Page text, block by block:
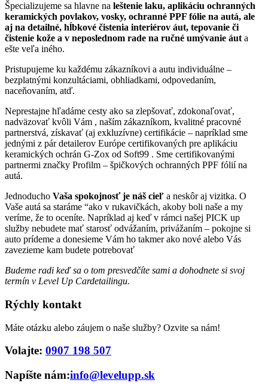
Špecializujeme sa hlavne na leštenie laku, aplikáciu ochranných
keramických povlakov, vosky, ochranné PPF fólie na autá, ale
aj na detailné, hĺbkové čistenia interiérov áut, tepovanie či
čistenie kože a v neposlednom rade na ručné umývanie áut a
ešte veľa iného.
Pristupujeme ku každému zákazníkovi a autu individuálne –
bezplatnými konzultáciami, obhliadkami, odpovedaním,
naceňovaním, atď.
Neprestajne hľadáme cesty ako sa zlepšovať, zdokonaľovať,
nadväzovať kvôli Vám , naším zákazníkom, kvalitné pracovné
partnerstvá, získavať (aj exkluzívne) certifikácie – napríklad sme
jednými z pár detailerov Európe certifikovaných pre aplikáciu
keramických ochrán G-Zox od Soft99 . Sme certifikovanými
partnermi značky Profilm – špičkových ochranných PPF fólií na
autá.
Jednoducho Vaša spokojnosť je náš cieľ a neskôr aj vizitka. O
Vaše autá sa staráme “ako v rukavičkách, akoby boli naše a my
veríme, že to oceníte. Napríklad aj keď v rámci našej PICK up
služby nebudete mať starosť odvážaním, privážaním – pokojne si
auto prídeme a donesieme Vám ho takmer ako nové alebo Vás
zavezieme kam budete potrebovať
Budeme radi keď sa o tom presvedčíte sami a dohodnete si svoj
termín v Level Up Cardetailingu.
Rýchly kontakt
Máte otázku alebo záujem o naše služby? Ozvite sa nám!
Volajte: ‭ 0907 198 507
Napíšte nám:info@levelupp.sk